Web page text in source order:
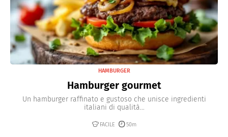
HAMBURGER
Hamburger gourmet
Un hamburger raffinato e gustoso che unisce ingredienti
italiani di qualità...
FACILE 50m